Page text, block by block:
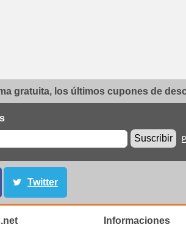
gratuita, los últimos cupones de
Suscribir
Twitter
Informaciones